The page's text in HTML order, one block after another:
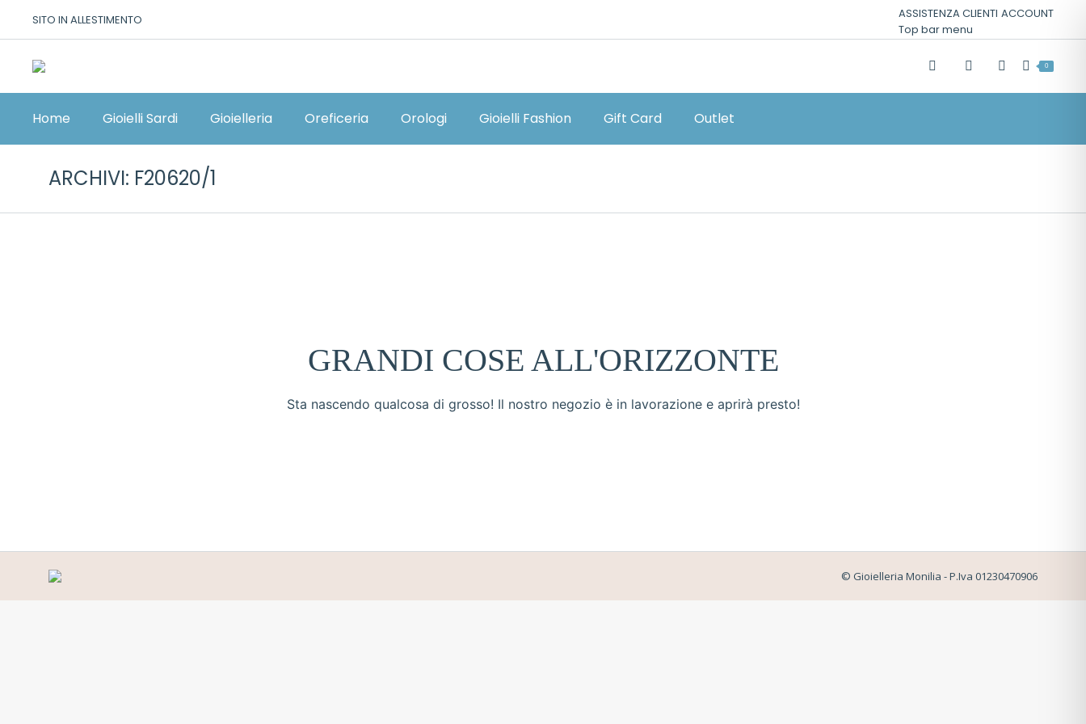
SITO IN ALLESTIMENTO ASSISTENZA CLIENTI ACCOUNT
Top bar menu
0
Home Gioielli Sardi Gioielleria Oreficeria Orologi Gioielli Fashion Gift Card Outlet
ARCHIVI: F20620/1
GRANDI COSE ALL'ORIZZONTE
Sta nascendo qualcosa di grosso! Il nostro negozio è in lavorazione e aprirà presto!
© Gioielleria Monilia - P.Iva 01230470906